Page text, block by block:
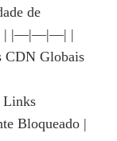
de
| |—|—|—| |
CDN Globais
Links
Bloqueado |